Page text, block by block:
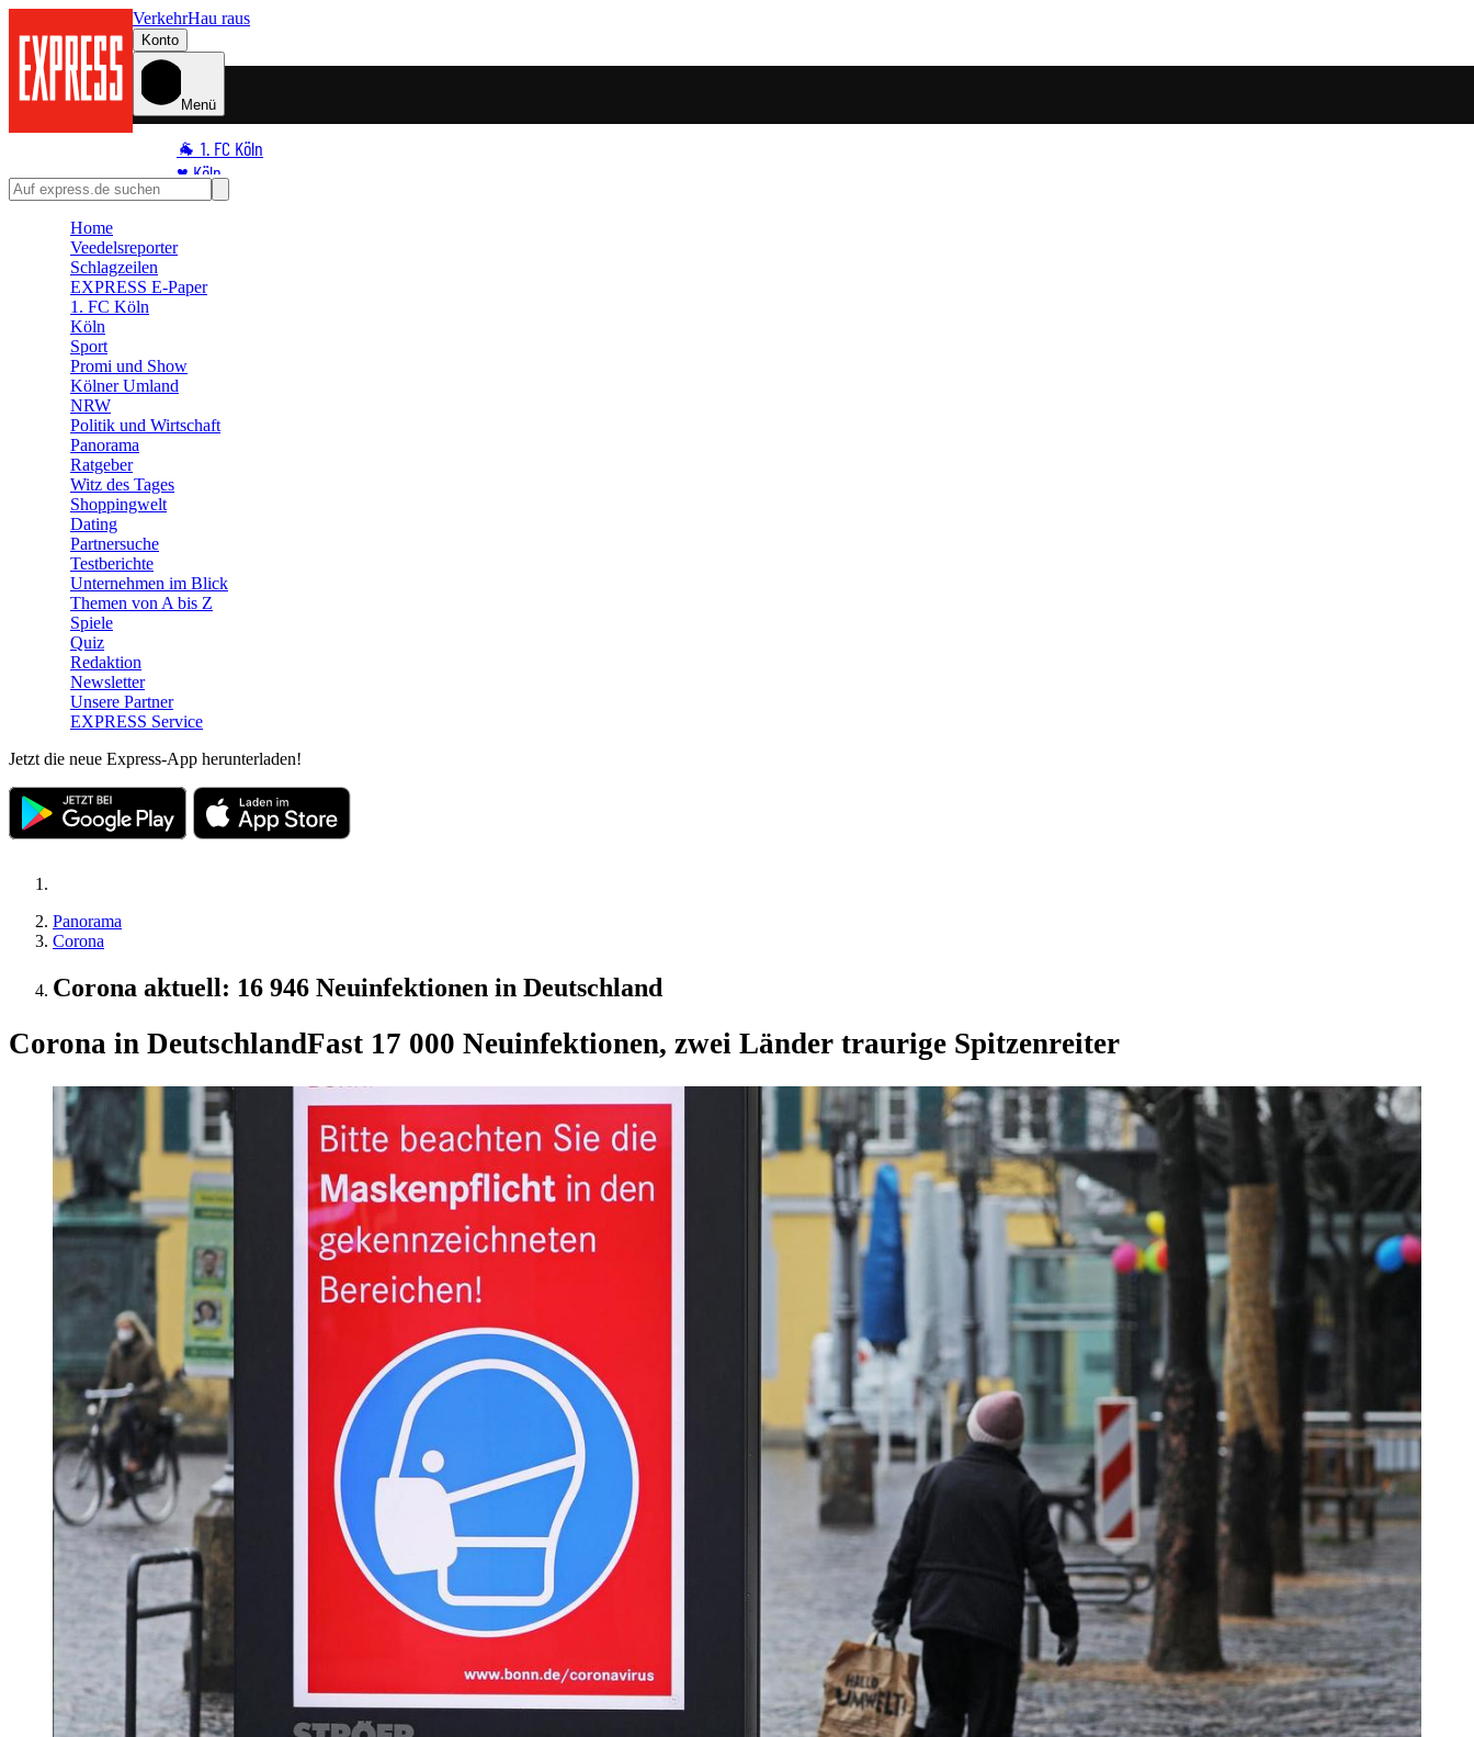
VerkehrHau raus
Konto
Menü
🐐 1. FC Köln
♥️ Köln
⭐ Promi
🛒 Shoppingwelt
🧩 Spiele
Home
Veedelsreporter
Schlagzeilen
EXPRESS E-Paper
1. FC Köln
Köln
Sport
Promi und Show
Kölner Umland
NRW
Politik und Wirtschaft
Panorama
Ratgeber
Witz des Tages
Shoppingwelt
Dating
Partnersuche
Testberichte
Unternehmen im Blick
Themen von A bis Z
Spiele
Quiz
Redaktion
Newsletter
Unsere Partner
EXPRESS Service
Jetzt die neue Express-App herunterladen!
Panorama
Corona
Corona aktuell: 16 946 Neuinfektionen in Deutschland
Corona in DeutschlandFast 17 000 Neuinfektionen, zwei Länder traurige Spitzenreiter